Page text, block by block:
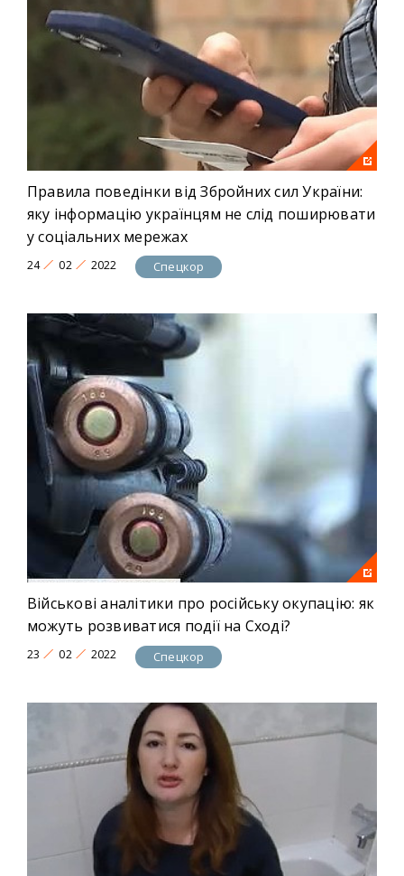
Правила поведінки від Збройних сил України:
яку інформацію українцям не слід поширювати
у соціальних мережах
24 02 2022 Спецкор
Військові аналітики про російську окупацію: як
можуть розвиватися події на Сході?
23 02 2022 Спецкор